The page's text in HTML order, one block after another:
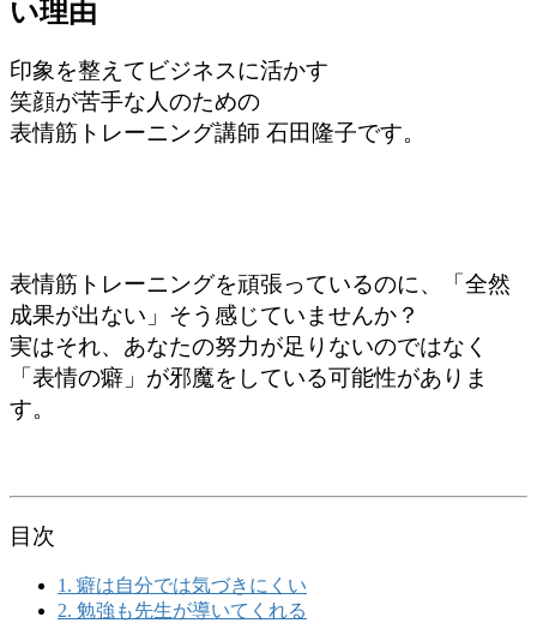
い理由
印象を整えてビジネスに活かす
笑顔が苦手な人のための
表情筋トレーニング講師 石田隆子です。
表情筋トレーニングを頑張っているのに、
「全然
成果が出ない」そう感じていませんか？
実はそれ、あなたの努力が足りないのではなく
「表情の癖」が邪魔をしている可能性がありま
す。
目次
1. 癖は自分では気づきにくい
2. 勉強も先生が導いてくれる